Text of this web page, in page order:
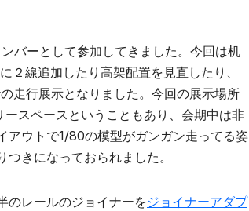
バーとして参加してきました。今回は机
線追加したり高架配置を見直したり、
走行展示となりました。今回の展示場所
スペースということもあり、会期中は非
アウトで1/80の模型がガンガン走ってる姿
きになっておられました。
のレールのジョイナーをジョイナーアダプ